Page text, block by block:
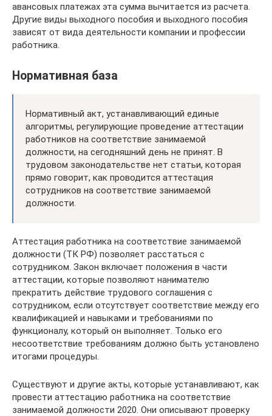
авансовых платежах эта сумма вычитается из расчета.
Другие виды выходного пособия и выходного пособия
зависят от вида деятельности компании и профессии
работника.
Нормативная база
Нормативный акт, устанавливающий единые
алгоритмы, регулирующие проведение аттестации
работников на соответствие занимаемой
должности, на сегодняшний день не принят. В
трудовом законодательстве нет статьи, которая
прямо говорит, как проводится аттестация
сотрудников на соответствие занимаемой
должности.
Аттестация работника на соответствие занимаемой
должности (ТК РФ) позволяет расстаться с
сотрудником. Закон включает положения в части
аттестации, которые позволяют нанимателю
прекратить действие трудового соглашения с
сотрудником, если отсутствует соответствие между его
квалификацией и навыками и требованиями по
функционалу, который он выполняет. Только его
несоответствие требованиям должно быть установлено
итогами процедуры.
Существуют и другие акты, которые устанавливают, как
провести аттестацию работника на соответствие
занимаемой должности 2020. Они описывают проверку